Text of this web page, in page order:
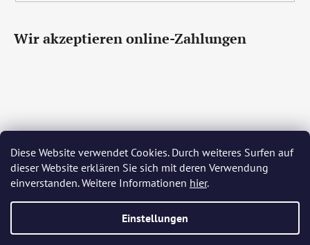
Diese Website verwendet Cookies. Durch weiteres Surfen auf
dieser Website erklären Sie sich mit deren Verwendung
einverstanden. Weitere Informationen hier.
Einstellungen
Wir akzeptieren online-Zahlungen
Čeština Slovenčina English Deutsch Magyar
Język polski Română Italiano Español Français
Português Български Hrvatski Slovenščina
Nederlands Українська Ελληνικά Svenska Dansk